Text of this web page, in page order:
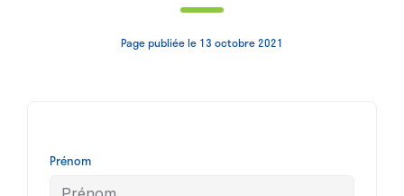
Page publiée le 13 octobre 2021
Prénom